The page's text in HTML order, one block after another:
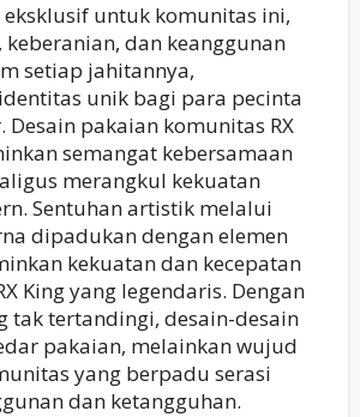
eksklusif untuk komunitas ini,
keberanian, dan keanggunan
setiap jahitannya,
unik bagi para pecinta
Desain pakaian komunitas RX
semangat kebersamaan
merangkul kekuatan
Sentuhan artistik melalui
dipadukan dengan elemen
kekuatan dan kecepatan
King yang legendaris. Dengan
tak tertandingi, desain-desain
pakaian, melainkan wujud
yang berpadu serasi
dan ketangguhan.